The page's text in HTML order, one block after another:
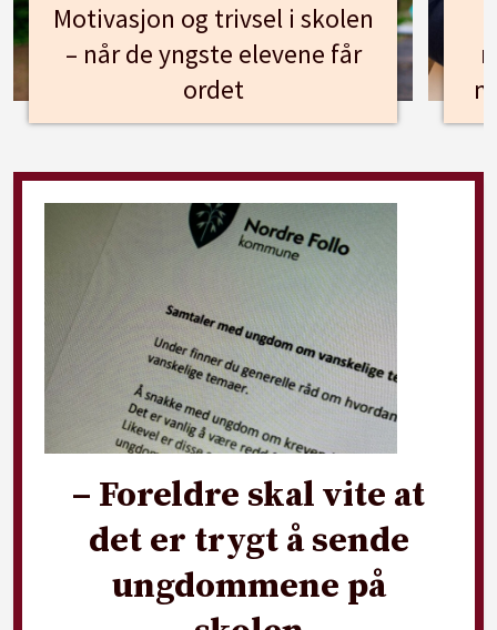
Motivasjon og trivsel i skolen
– når de yngste elevene får
ordet
– Foreldre skal vite at
det er trygt å sende
ungdommene på